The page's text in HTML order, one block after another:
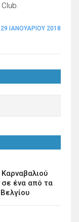
29 ΙΑΝΟΥΑΡΊΟΥ 2018
σε ένα από τα